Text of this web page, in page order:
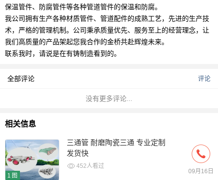
保温管件、防腐管件等各种管道管件的保温和防腐。
我公司拥有生产各种材质管件、管道配件的成熟工艺，先进的生产技
术，严格的管理机制。公司秉承质量优先、服务至上的经营理念，让
我们高质量的产品架起您我合作的金桥共赴辉煌未来。
联系我时，请说是在有铸制造看到的。
全部评论 评论
没有更多评论...
相关信息
1图
三通管 耐磨陶瓷三通 专业定制
发货快
452人看过
09月16日